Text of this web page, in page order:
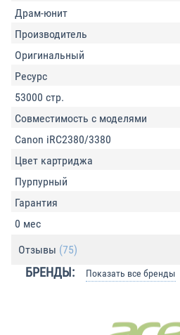
Драм-юнит
Производитель
Оригинальный
Ресурс
53000 стр.
Совместимость с моделями
Canon iRC2380/3380
Цвет картриджа
Пурпурный
Гарантия
0 мес
Отзывы (75)
БРЕНДЫ: Показать все бренды